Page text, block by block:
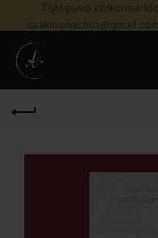
Τηλέφωνο